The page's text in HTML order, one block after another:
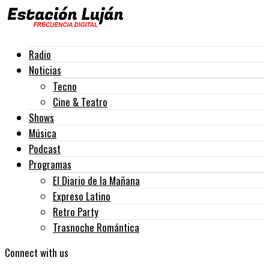
Radio
Noticias
Tecno
Cine & Teatro
Shows
Música
Podcast
Programas
El Diario de la Mañana
Expreso Latino
Retro Party
Trasnoche Romántica
Connect with us